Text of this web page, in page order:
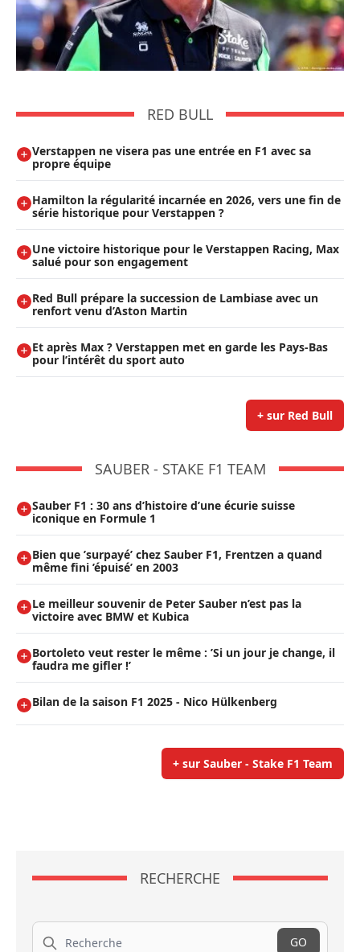
RED BULL
Verstappen ne visera pas une entrée en F1 avec sa
propre équipe
Hamilton la régularité incarnée en 2026, vers une fin de
série historique pour Verstappen ?
Une victoire historique pour le Verstappen Racing, Max
salué pour son engagement
Red Bull prépare la succession de Lambiase avec un
renfort venu d’Aston Martin
Et après Max ? Verstappen met en garde les Pays-Bas
pour l’intérêt du sport auto
+ sur Red Bull
SAUBER - STAKE F1 TEAM
Sauber F1 : 30 ans d’histoire d’une écurie suisse
iconique en Formule 1
Bien que ’surpayé’ chez Sauber F1, Frentzen a quand
même fini ’épuisé’ en 2003
Le meilleur souvenir de Peter Sauber n’est pas la
victoire avec BMW et Kubica
Bortoleto veut rester le même : ’Si un jour je change, il
faudra me gifler !’
Bilan de la saison F1 2025 - Nico Hülkenberg
+ sur Sauber - Stake F1 Team
RECHERCHE
Recherche
GO